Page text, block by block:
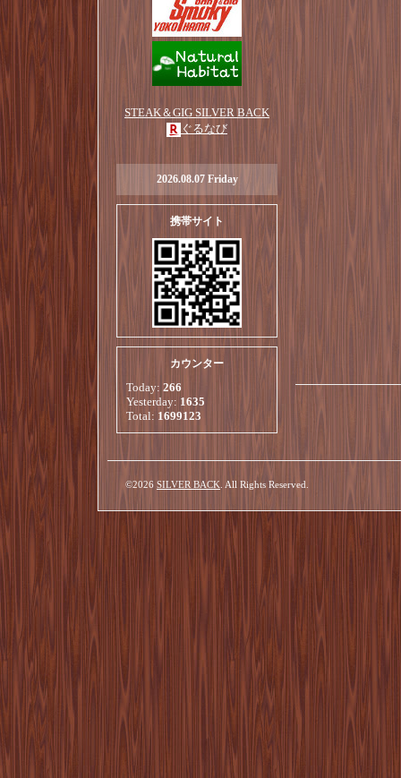
STEAK＆GIG SILVER BACK
ぐるなび
2026.08.07 Friday
携帯サイト
カウンター
Today: 266
Yesterday: 1635
Total: 1699123
©2026 SILVER BACK . All Rights Reserved.